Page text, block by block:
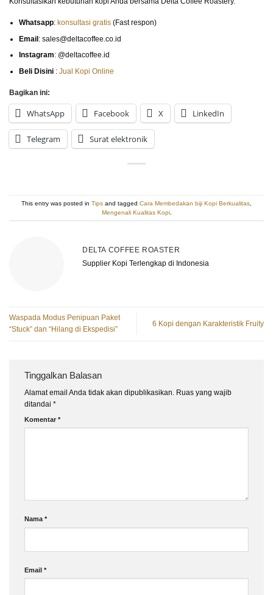
Whatsapp: konsultasi gratis (Fast respon)
Email: sales@deltacoffee.co.id
Instagram: @deltacoffee.id
Beli Disini :Jual Kopi Online
Bagikan ini:
WhatsApp Facebook X LinkedIn
Telegram Surat elektronik
This entry was posted in Tips and tagged Cara Membedakan biji Kopi Berkualitas
Mengenali Kualitas Kopi.
DELTA COFFEE ROASTER
Supplier Kopi Terlengkap di Indonesia
Waspada Modus Penipuan Paket
“Stuck” dan “Hilang di Ekspedisi”
6 Kopi dengan Karakteristik Fruity
Tinggalkan Balasan
Alamat email Anda tidak akan dipublikasikan. Ruas yang wajib
ditandai *
Komentar *
Nama *
Email *